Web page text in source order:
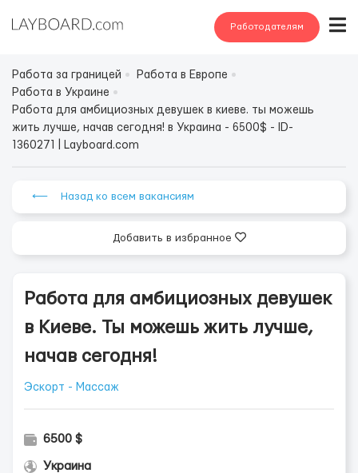
Работодателям
Работа за границей
Работа в Европе
Работа в Украине
Работа для амбициозных девушек в киеве. ты можешь
жить лучше, начав сегодня! в Украина - 6500$ - ID-
1360271 | Layboard.com
⟵ Назад ко всем вакансиям
Добавить в избранное
Работа для амбициозных девушек
в Киеве. Ты можешь жить лучше,
начав сегодня!
Эскорт - Массаж
6500 $
Украина